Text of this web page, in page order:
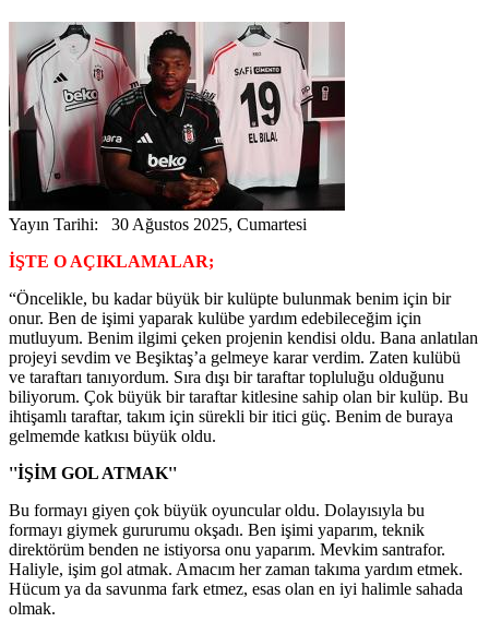
Yayın Tarihi: 30 Ağustos 2025, Cumartesi
İŞTE O AÇIKLAMALAR;
“Öncelikle, bu kadar büyük bir kulüpte bulunmak benim için bir
onur. Ben de işimi yaparak kulübe yardım edebileceğim için
mutluyum. Benim ilgimi çeken projenin kendisi oldu. Bana anlatılan
projeyi sevdim ve Beşiktaş’a gelmeye karar verdim. Zaten kulübü
ve taraftarı tanıyordum. Sıra dışı bir taraftar topluluğu olduğunu
biliyorum. Çok büyük bir taraftar kitlesine sahip olan bir kulüp. Bu
ihtişamlı taraftar, takım için sürekli bir itici güç. Benim de buraya
gelmemde katkısı büyük oldu.
''İŞİM GOL ATMAK''
Bu formayı giyen çok büyük oyuncular oldu. Dolayısıyla bu
formayı giymek gururumu okşadı. Ben işimi yaparım, teknik
direktörüm benden ne istiyorsa onu yaparım. Mevkim santrafor.
Haliyle, işim gol atmak. Amacım her zaman takıma yardım etmek.
Hücum ya da savunma fark etmez, esas olan en iyi halimle sahada
olmak.